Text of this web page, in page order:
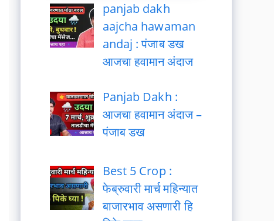
panjab dakh
aajcha hawaman
andaj : पंजाब डख
आजचा हवामान अंदाज
Panjab Dakh :
आजचा हवामान अंदाज –
पंजाब डख
Best 5 Crop :
फेब्रुवारी मार्च महिन्यात
बाजारभाव असणारी हि